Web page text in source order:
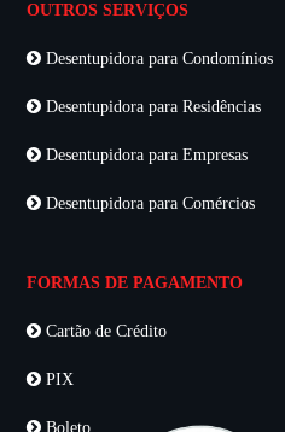
OUTROS SERVIÇOS
Desentupidora para Condomínios
Desentupidora para Residências
Desentupidora para Empresas
Desentupidora para Comércios
FORMAS DE PAGAMENTO
Cartão de Crédito
PIX
Boleto